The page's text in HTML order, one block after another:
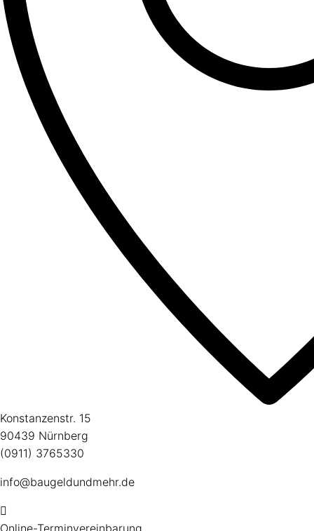
Konstanzenstr. 15
90439 Nürnberg
(0911) 3765330
info@baugeldundmehr.de
Online-Terminvereinbarung